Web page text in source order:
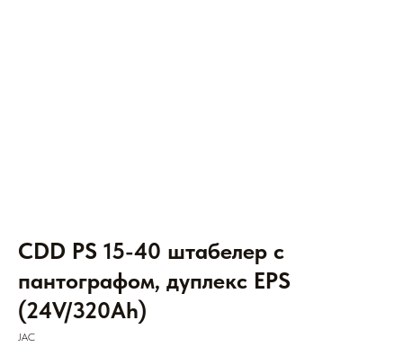
CDD PS 15-40 штабелер с
пантографом, дуплекс EPS
(24V/320Ah)
JAC